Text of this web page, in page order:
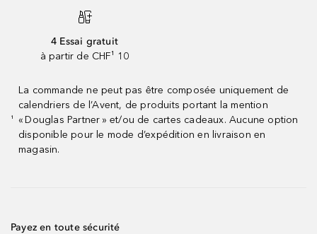
4 Essai gratuit
à partir de CHF¹ 10
¹
La commande ne peut pas être composée uniquement de
calendriers de l’Avent, de produits portant la mention
« Douglas Partner » et/ou de cartes cadeaux. Aucune option
disponible pour le mode d’expédition en livraison en
magasin.
Payez en toute sécurité